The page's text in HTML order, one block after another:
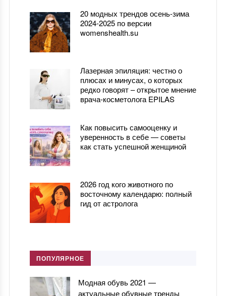
20 модных трендов осень-зима
2024-2025 по версии
womenshealth.su
Лазерная эпиляция: честно о
плюсах и минусах, о которых
редко говорят – открытое мнение
врача-косметолога EPILAS
Как повысить самооценку и
уверенность в себе — советы
как стать успешной женщиной
2026 год кого животного по
восточному календарю: полный
гид от астролога
ПОПУЛЯРНОЕ
Модная обувь 2021 —
актуальные обувные тренды